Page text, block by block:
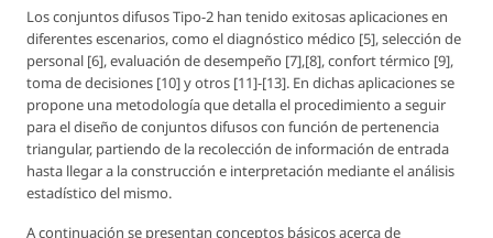
Los conjuntos difusos Tipo-2 han tenido exitosas aplicaciones en
diferentes escenarios, como el diagnóstico médico [5], selección de
personal [6], evaluación de desempeño [7],[8], confort térmico [9],
toma de decisiones [10] y otros [11]-[13]. En dichas aplicaciones se
propone una metodología que detalla el procedimiento a seguir
para el diseño de conjuntos difusos con función de pertenencia
triangular, partiendo de la recolección de información de entrada
hasta llegar a la construcción e interpretación mediante el análisis
estadístico del mismo.
A continuación se presentan conceptos básicos acerca de